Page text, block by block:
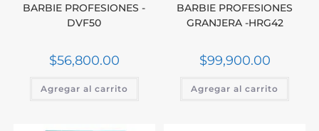
BARBIE PROFESIONES -
DVF50
$56,800.00
Agregar al carrito
BARBIE PROFESIONES
GRANJERA -HRG42
$99,900.00
Agregar al carrito